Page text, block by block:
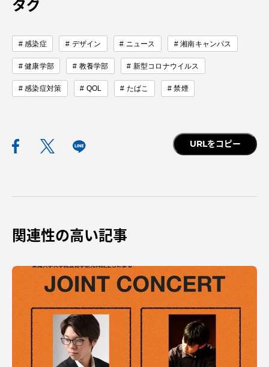
タグ
感染症 デザイン ニュース 湘南キャンパス
健康学部 教養学部 新型コロナウイルス
感染症対策 QOL たばこ 禁煙
URLをコピー
関連性の高い記事